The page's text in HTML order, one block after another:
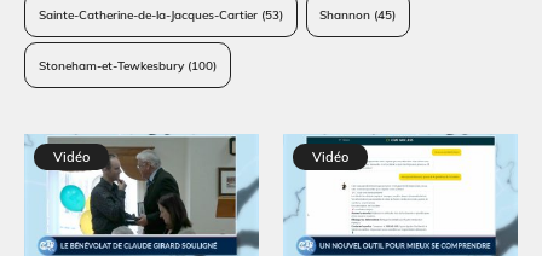
Sainte-Catherine-de-la-Jacques-Cartier(53) Shannon (45)
Stoneham-et-Tewkesbury(100)
Vidéo Vidéo